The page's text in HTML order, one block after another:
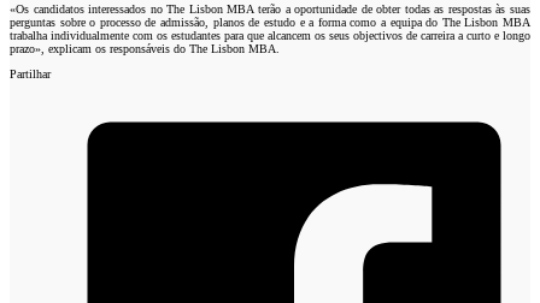
«Os candidatos interessados no The Lisbon MBA terão a oportunidade de obter todas as respostas às suas
perguntas sobre o processo de admissão, planos de estudo e a forma como a equipa do The Lisbon MBA
trabalha individualmente com os estudantes para que alcancem os seus objectivos de carreira a curto e longo
prazo», explicam os responsáveis do The Lisbon MBA.
Partilhar